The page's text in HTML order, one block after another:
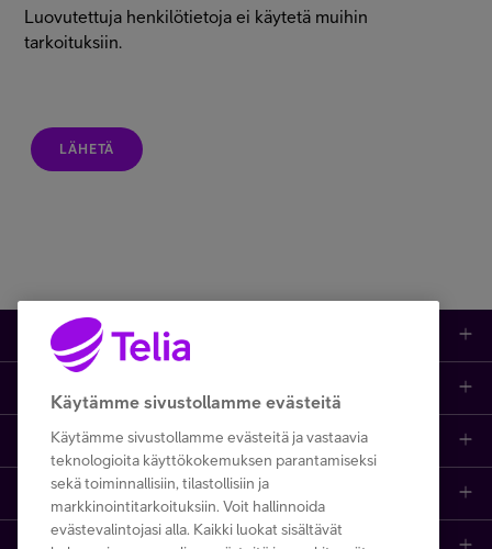
Luovutettuja henkilötietoja ei käytetä muihin
tarkoituksiin.
LÄHETÄ
Kauppa
Puhelinliittymät
Mobiililaajakaista
Tarjoukset
Asiakastuki netissä
Etsi apua ja ohjeita
Ota yhteyttä
Käytämme sivustollamme evästeitä
Käytämme sivustollamme evästeitä ja vastaavia
teknologioita käyttökokemuksen parantamiseksi
sekä toiminnallisiin, tilastollisiin ja
markkinointitarkoituksiin. Voit hallinnoida
evästevalintojasi alla. Kaikki luokat sisältävät